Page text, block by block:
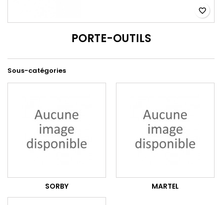
favorite_border
PORTE-OUTILS
Sous-catégories
SORBY MARTEL